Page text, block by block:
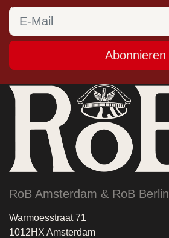
Abonnieren
RoB Amsterdam & RoB Berlin
Warmoesstraat 71
1012HX Amsterdam